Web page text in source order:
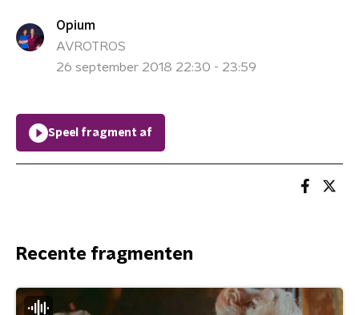
Opium
AVROTROS
26 september 2018 22:30 - 23:59
Speel fragment af
Recente fragmenten